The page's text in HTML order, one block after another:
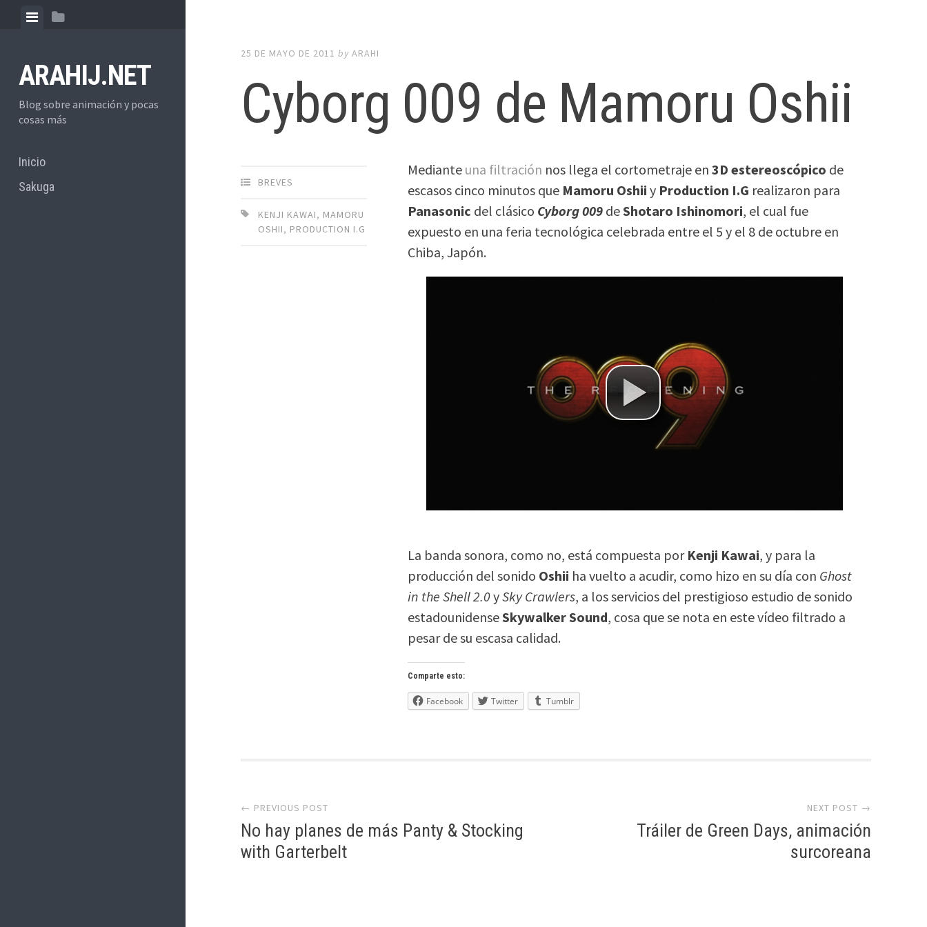
ViewView
ARAHIJ.NET
Blog sobre animación y pocas
cosas más
Inicio
Sakuga
25 DE MAYO DE 2011 byARAHI
Cyborg 009 de Mamoru Oshii
BREVES
KENJI KAWAI, MAMORU
OSHII, PRODUCTION I.G
Mediante una filtración nos llega el cortometraje en3D estereoscópico de
escasos cinco minutos que Mamoru Oshii y Production I.G realizaron para
Panasonic del clásico Cyborg 009 deShotaro Ishinomori, el cual fue
expuesto en una feria tecnológica celebrada entre el 5 y el 8 de octubre en
Chiba, Japón.
La banda sonora, como no, está compuesta por Kenji Kawai, y para la
producción del sonido Oshii ha vuelto a acudir, como hizo en su día con Ghost
in the Shell 2.0ySky Crawlers, a los servicios del prestigioso estudio de sonido
estadounidenseSkywalker Sound, cosa que se nota en este vídeo filtrado a
pesar de su escasa calidad.
Comparte esto:
Facebook Twitter Tumblr
navigation
← PREVIOUS POST
No hay planes de más Panty & Stocking
with Garterbelt
NEXT POST →
Tráiler de Green Days, animación
surcoreana